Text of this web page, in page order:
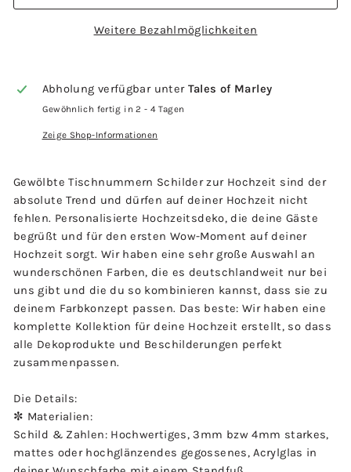
Weitere Bezahlmöglichkeiten
Abholung verfügbar unter Tales of Marley
Gewöhnlich fertig in 2 - 4 Tagen
Zeige Shop-Informationen
Gewölbte Tischnummern Schilder zur Hochzeit sind der
absolute Trend und dürfen auf deiner Hochzeit nicht
fehlen. Personalisierte Hochzeitsdeko, die deine Gäste
begrüßt und für den ersten Wow-Moment auf deiner
Hochzeit sorgt. Wir haben eine sehr große Auswahl an
wunderschönen Farben, die es deutschlandweit nur bei
uns gibt und die du so kombinieren kannst, dass sie zu
deinem Farbkonzept passen. Das beste: Wir haben eine
komplette Kollektion für deine Hochzeit erstellt, so dass
alle Dekoprodukte und Beschilderungen perfekt
zusammenpassen.
Die Details:
✼ Materialien:
Schild & Zahlen: Hochwertiges, 3mm bzw 4mm starkes,
mattes oder hochglänzendes gegossenes, Acrylglas in